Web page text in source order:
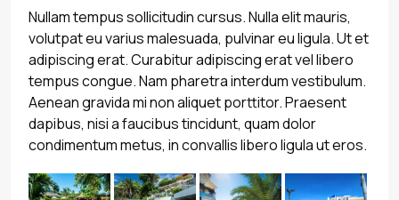
Nullam tempus sollicitudin cursus. Nulla elit mauris,
volutpat eu varius malesuada, pulvinar eu ligula. Ut et
adipiscing erat. Curabitur adipiscing erat vel libero
tempus congue. Nam pharetra interdum vestibulum.
Aenean gravida mi non aliquet porttitor. Praesent
dapibus, nisi a faucibus tincidunt, quam dolor
condimentum metus, in convallis libero ligula ut eros.